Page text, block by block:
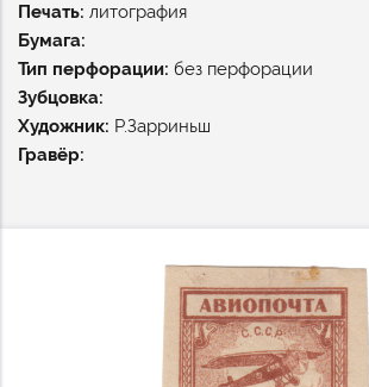
Печать: литография
Бумага:
Тип перфорации: без перфорации
Зубцовка:
Художник: Р.Зарриньш
Гравёр: